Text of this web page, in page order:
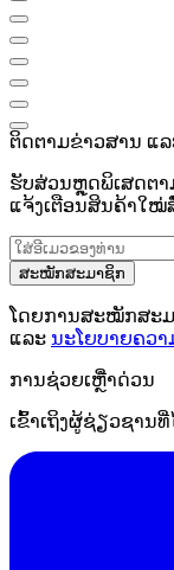
ຕິດຕາມຂ່າວສານ ແ
ຮັບສ່ວນຫຼຸດພິເສດຕາ
ແຈ້ງເຕືອນສິນຄ້າໃໝ່
ສະໝັກສະມາຊິກ
ໂດຍການສະໝັກສະ
ແລະ ນະໂຍບາຍຄວ
ການຊ່ວຍເຫຼືໍາດ່ວນ
ເຂົ້າເຖິງຜູ້ຊ່ຽວຊານ